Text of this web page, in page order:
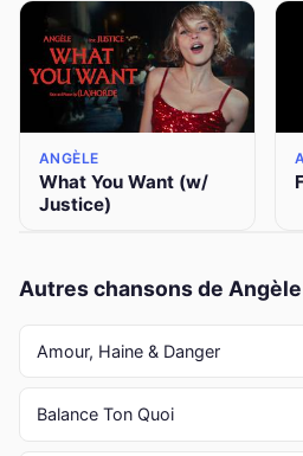
ANGÈLE
What You Want (w/
Justice)
Autres chansons de Angèle
Amour, Haine & Danger
Balance Ton Quoi